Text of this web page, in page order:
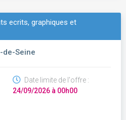
ecrits, graphiques et
de-Seine
Date limite de l'offre :
24/09/2026 à 00h00